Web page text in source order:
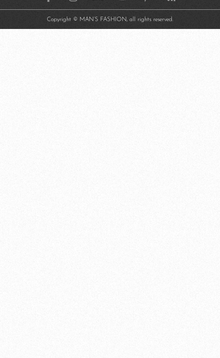
Copyright © MAN’S FASHION, all rights reserved.